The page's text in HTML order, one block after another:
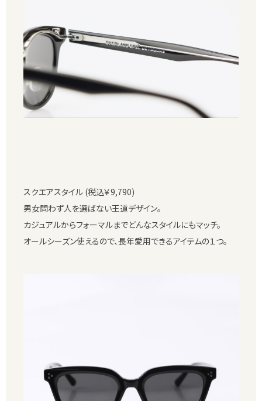
スクエアスタイル (税込￥9,790)
男女問わず人を選ばない王道デザイン。
カジュアルからフォーマルまでどんなスタイルにもマッチ。
オールシーズン使えるので、長年愛用できるアイテムの１つ。